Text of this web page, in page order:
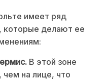
имеет ряд
которые делают ее
В этой зоне
на лице, что